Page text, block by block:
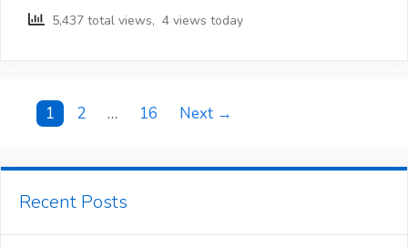
Mana?
5,437 total views, 4 views today
Post
1 2 … 16 Next →
Recent Posts